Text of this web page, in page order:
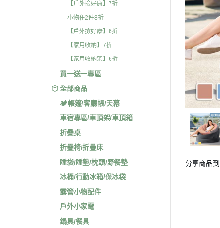
【戶外撿好康】7折
小物任2件8折
【戶外撿好康】6折
【家用收納】7折
【家用收納架】6折
買一送一專區
全部商品
🏕️帳篷/客廳帳/天幕
車宿專區/車頂架/車頂箱
折疊桌
折疊椅/折疊床
睡袋/睡墊/枕頭/野餐墊
冰桶/行動冰箱/保冰袋
露營小物配件
戶外小家電
鍋具/餐具
分享商品到